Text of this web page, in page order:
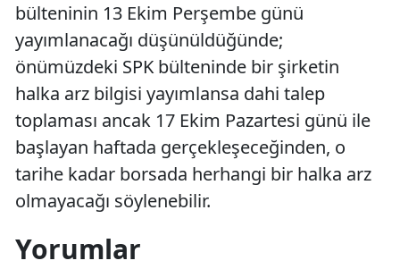
bülteninin 13 Ekim Perşembe günü
yayımlanacağı düşünüldüğünde;
önümüzdeki SPK bülteninde bir şirketin
halka arz bilgisi yayımlansa dahi talep
toplaması ancak 17 Ekim Pazartesi günü ile
başlayan haftada gerçekleşeceğinden, o
tarihe kadar borsada herhangi bir halka arz
olmayacağı söylenebilir.
Yorumlar